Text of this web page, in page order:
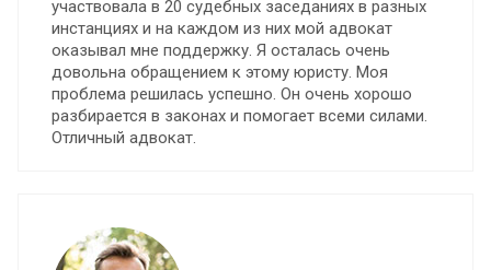
участвовала в 20 судебных заседаниях в разных
инстанциях и на каждом из них мой адвокат
оказывал мне поддержку. Я осталась очень
довольна обращением к этому юристу. Моя
проблема решилась успешно. Он очень хорошо
разбирается в законах и помогает всеми силами.
Отличный адвокат.